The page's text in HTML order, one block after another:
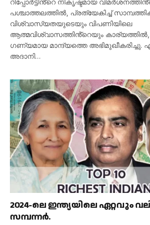
റിപ്പോർട്ടിൻ്റെ നികൃഷ്ടമായ
പശ്ചാത്തലത്തിൽ, പ്രത്യേകിച്ച്
വിശ്വാസ്യതയുടെയും വിപണിയിലെ
ആത്മവിശ്വാസത്തിൻ്റെയും കാര്യത്തിൽ,
ഗണ്യമായ മാന്ദ്യത്തെ അഭിമുഖീകരിച്ചു.
അദാനി…
2024-ലെ ഇന്ത്യയിലെ ഏറ്റവും
സമ്പന്നർ.